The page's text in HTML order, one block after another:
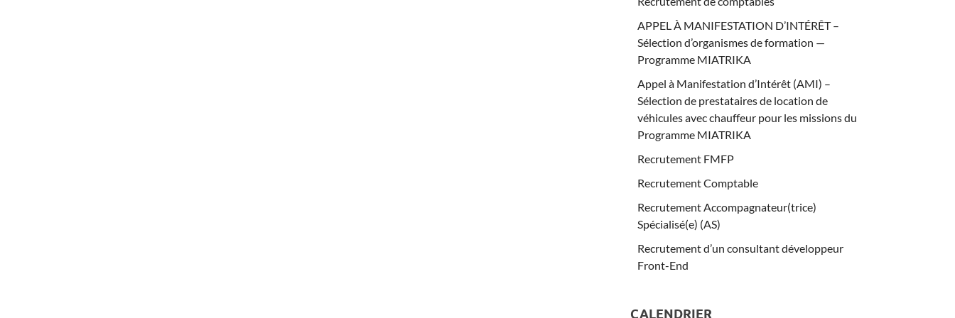
APPEL À MANIFESTATION D’INTÉRÊT –
Sélection d’organismes de formation —
Programme MIATRIKA
Appel à Manifestation d’Intérêt (AMI) –
Sélection de prestataires de location de
véhicules avec chauffeur pour les missions du
Programme MIATRIKA
Recrutement FMFP
Recrutement Comptable
Recrutement Accompagnateur(trice)
Spécialisé(e) (AS)
Recrutement d’un consultant développeur
Front-End
CALENDRIER